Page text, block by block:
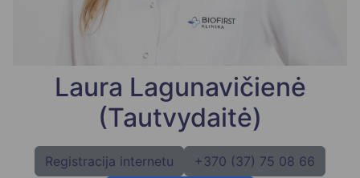
Laura Lagunavičienė
(Tautvydaitė)
Registracija internetu
+370 (37) 75 08 66